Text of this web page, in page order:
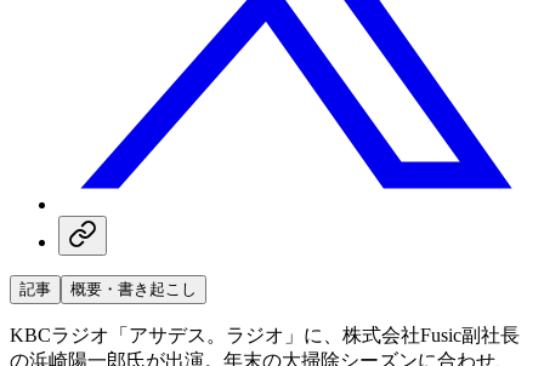
記事 概要・書き起こし
KBCラジオ「アサデス。ラジオ」に、株式会社Fusic副社長
の浜崎陽一郎氏が出演。年末の大掃除シーズンに合わせ、